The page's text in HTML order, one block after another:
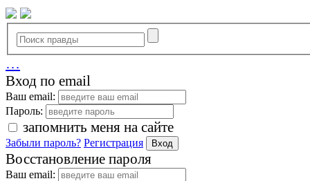
…
Вход по email
Ваш email:
Пароль:
запомнить меня на сайте
Забыли пароль? Регистрация Вход
Восстановление пароля
Ваш email: